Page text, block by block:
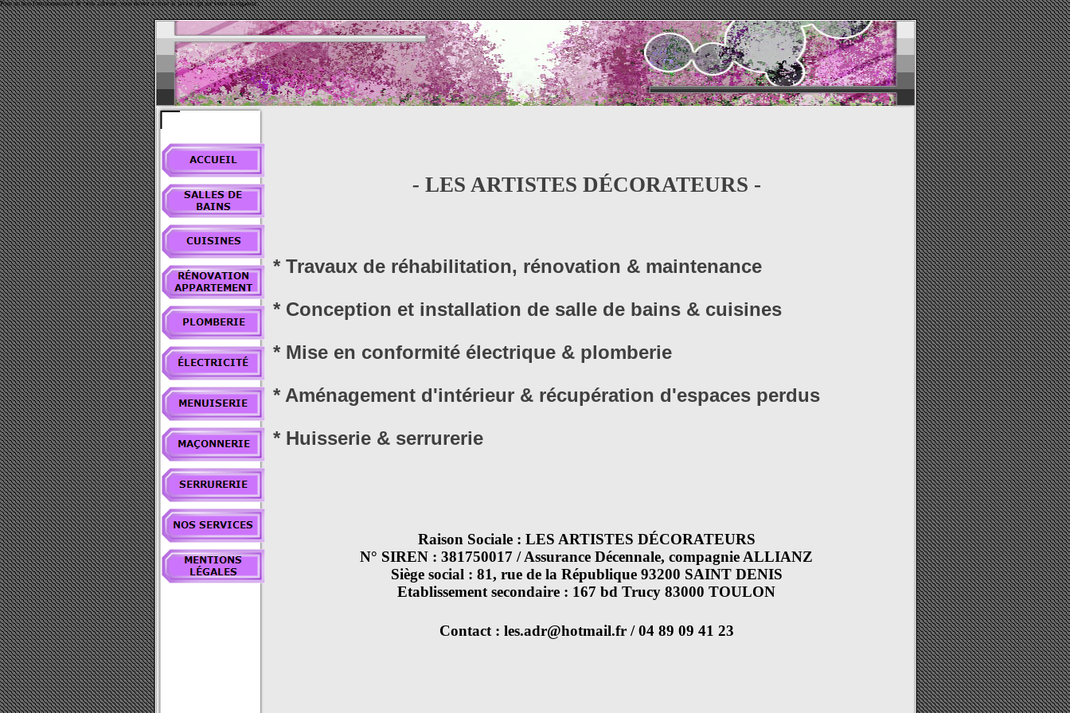
Pour un bon fonctionnement de cette adresse, vous devez activer le javascript sur votre navigateur.
- LES ARTISTES DÉCORATEURS -
* Travaux de réhabilitation, rénovation & maintenance
* Conception et installation de salle de bains & cuisines
* Mise en conformité électrique & plomberie
* Aménagement d'intérieur & récupération d'espaces perdus
* Huisserie & serrurerie
Raison Sociale : LES ARTISTES DÉCORATEURS
N° SIREN : 381750017 / Assurance Décennale, compagnie ALLIANZ
Siège social : 81, rue de la République 93200 SAINT DENIS
Etablissement secondaire : 167 bd Trucy 83000 TOULON
Contact : les.adr@hotmail.fr / 04 89 09 41 23